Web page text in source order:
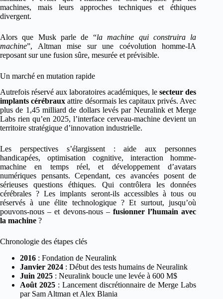
machines, mais leurs approches techniques et éthiques
divergent.
Alors que Musk parle de “la machine qui construira la
machine”, Altman mise sur une coévolution homme-IA
reposant sur une fusion sûre, mesurée et prévisible.
Un marché en mutation rapide
Autrefois réservé aux laboratoires académiques, lesecteur des
implants cérébraux attire désormais les capitaux privés. Avec
plus de 1,45 milliard de dollars levés par Neuralink et Merge
Labs rien qu’en 2025, l’interface cerveau-machine devient un
territoire stratégique d’innovation industrielle.
Les perspectives s’élargissent : aide aux personnes
handicapées, optimisation cognitive, interaction homme-
machine en temps réel, et développement d’avatars
numériques pensants. Cependant, ces avancées posent de
sérieuses questions éthiques. Qui contrôlera les données
cérébrales ? Les implants seront-ils accessibles à tous ou
réservés à une élite technologique ? Et surtout, jusqu’où
pouvons-nous – et devons-nous – fusionner l’humain avec
la machine ?
Chronologie des étapes clés
2016 : Fondation de Neuralink
Janvier 2024 : Début des tests humains de Neuralink
Juin 2025 : Neuralink boucle une levée à 600 M$
Août 2025 : Lancement discrétionnaire de Merge Labs
par Sam Altman et Alex Blania